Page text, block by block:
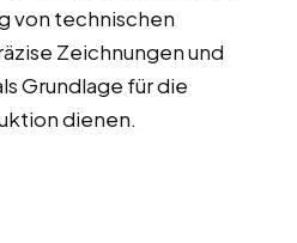
von technischen
Zeichnungen und
Grundlage für die
dienen.